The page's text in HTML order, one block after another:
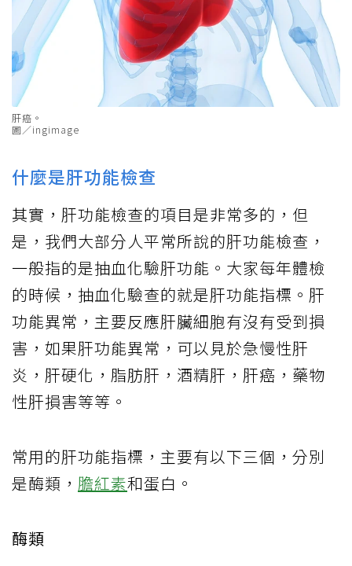
肝癌。
圖／ingimage
什麼是肝功能檢查
其實，肝功能檢查的項目是非常多的，但
是，我們大部分人平常所說的肝功能檢查，
一般指的是抽血化驗肝功能。大家每年體檢
的時候，抽血化驗查的就是肝功能指標。肝
功能異常，主要反應肝臟細胞有沒有受到損
害，如果肝功能異常，可以見於急慢性肝
炎，肝硬化，脂肪肝，酒精肝，肝癌，藥物
性肝損害等等。
常用的肝功能指標，主要有以下三個，分別
是酶類， 膽紅素和蛋白。
酶類